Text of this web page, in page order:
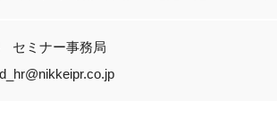
セミナー事務局